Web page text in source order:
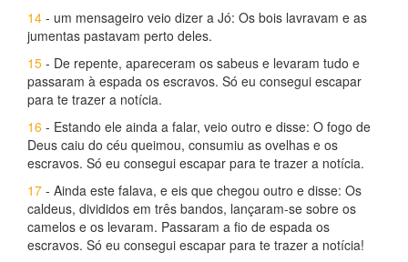
14 - um mensageiro veio dizer a Jó: Os bois lavravam e as
jumentas pastavam perto deles.
15 - De repente, apareceram os sabeus e levaram tudo e
passaram à espada os escravos. Só eu consegui escapar
para te trazer a notícia.
16 - Estando ele ainda a falar, veio outro e disse: O fogo de
Deus caiu do céu queimou, consumiu as ovelhas e os
escravos. Só eu consegui escapar para te trazer a notícia.
17 - Ainda este falava, e eis que chegou outro e disse: Os
caldeus, divididos em três bandos, lançaram-se sobre os
camelos e os levaram. Passaram a fio de espada os
escravos. Só eu consegui escapar para te trazer a notícia!